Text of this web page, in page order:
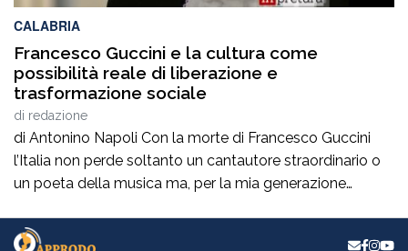
CALABRIA
Francesco Guccini e la cultura come
possibilità reale di liberazione e
trasformazione sociale
di redazione
di Antonino Napoli Con la morte di Francesco Guccini
l’Italia non perde soltanto un cantautore straordinario o
un poeta della musica ma, per la mia generazione
ne va un autentico riferimento culturale, uno di quei